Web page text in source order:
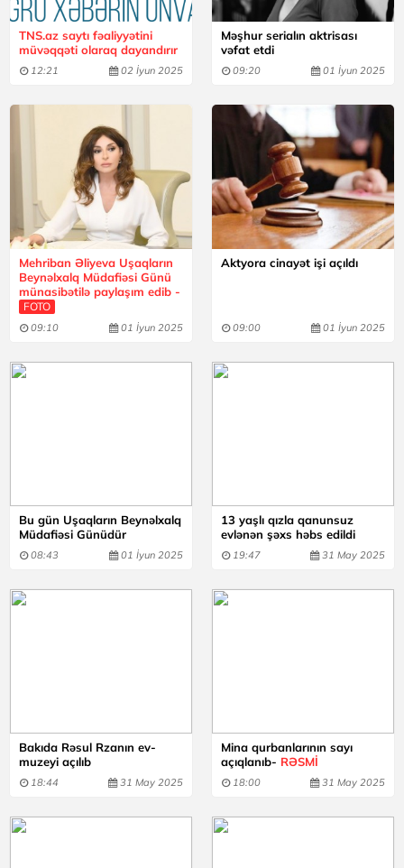
TNS.az saytı fəaliyyətini
müvəqqəti olaraq dayandırır
12:21 02 İyun 2025
Məşhur serialın aktrisası
vəfat etdi
09:20 01 İyun 2025
Mehriban Əliyeva Uşaqların
Beynəlxalq Müdafiəsi Günü
münasibətilə paylaşım edib -
FOTO
09:10 01 İyun 2025
Aktyora cinayət işi açıldı
09:00 01 İyun 2025
Bu gün Uşaqların Beynəlxalq
Müdafiəsi Günüdür
08:43 01 İyun 2025
13 yaşlı qızla qanunsuz
evlənən şəxs həbs edildi
19:47 31 May 2025
Bakıda Rəsul Rzanın ev-
muzeyi açılıb
18:44 31 May 2025
Mina qurbanlarının sayı
açıqlanıb- RƏSMİ
18:00 31 May 2025